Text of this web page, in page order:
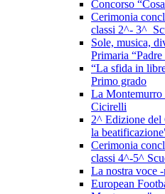
Concorso
Cerimonia
classi 2^- 3^
Sole, musica,
Primaria “Padre
“La sfida in
Primo grado
La Montemurro
Cicirelli
2^ Edizione
la
Cerimonia
classi 4^-5^
La nostra voce
European